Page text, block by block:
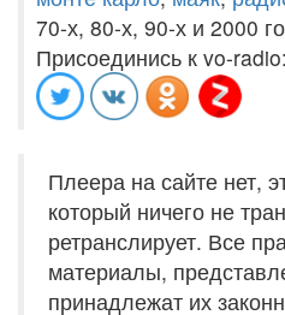
70-х, 80-х, 90-х и 2000
Присоединись к vo-radio:
Плеера на сайте нет,
который ничего не
ретранслирует. Все
материалы,
принадлежат их